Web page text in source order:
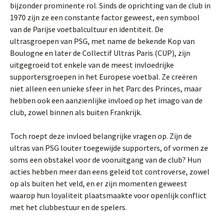
bijzonder prominente rol. Sinds de oprichting van de club in
1970 zijn ze een constante factor geweest, een symbool
van de Parijse voetbalcultuur en identiteit. De
ultrasgroepen van PSG, met name de bekende Kop van
Boulogne en later de Collectif Ultras Paris (CUP), zijn
uitgegroeid tot enkele van de meest invloedrijke
supportersgroepen in het Europese voetbal. Ze creëren
niet alleen een unieke sfeer in het Parc des Princes, maar
hebben ook een aanzienlijke invloed op het imago van de
club, zowel binnen als buiten Frankrijk.
Toch roept deze invloed belangrijke vragen op. Zijn de
ultras van PSG louter toegewijde supporters, of vormen ze
soms een obstakel voor de vooruitgang van de club? Hun
acties hebben meer dan eens geleid tot controverse, zowel
op als buiten het veld, en er zijn momenten geweest
waarop hun loyaliteit plaatsmaakte voor openlijk conflict
met het clubbestuur en de spelers.